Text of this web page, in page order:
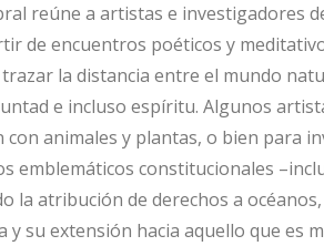
reúne a artistas e investigadores
de encuentros poéticos y
la distancia entre el mundo
e incluso espíritu. Algunos
con animales y plantas, o bien para
emblemáticos constitucionales
la atribución de derechos a
y su extensión hacia aquello que es